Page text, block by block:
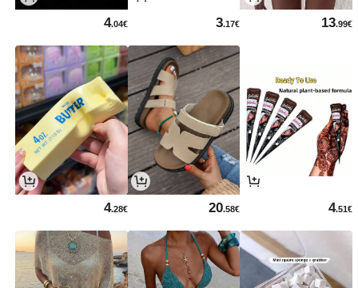
13.99€
3.17€
4.04€
4.51€
20.58€
4.28€